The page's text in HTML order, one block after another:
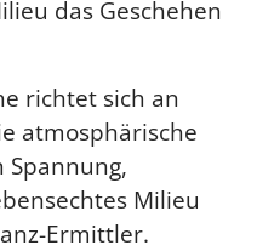
das Geschehen
richtet sich an
atmosphärische
Spannung,
Milieu
Ermittler.